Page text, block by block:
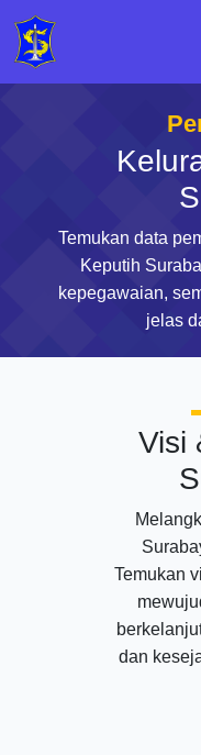
Temukan data
Keputih
kepegawaian,
jelas
Visi
Temukan
dan